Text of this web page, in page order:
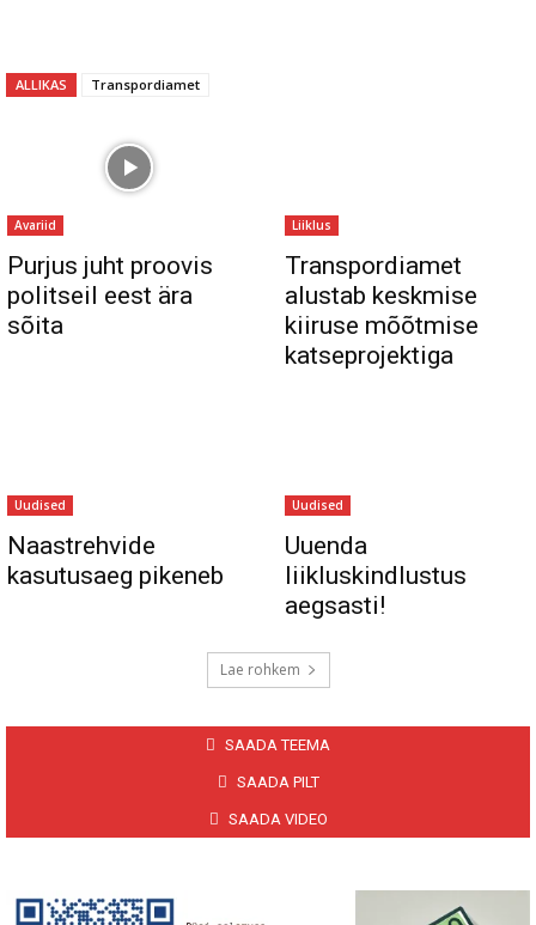
ALLIKAS Transpordiamet
Avariid
Purjus juht proovis
politseil eest ära
sõita
Liiklus
Transpordiamet
alustab keskmise
kiiruse mõõtmise
katseprojektiga
Uudised
Naastrehvide
kasutusaeg pikeneb
Uudised
Uuenda
liikluskindlustus
aegsasti!
Lae rohkem
SAADA TEEMA
SAADA PILT
SAADA VIDEO